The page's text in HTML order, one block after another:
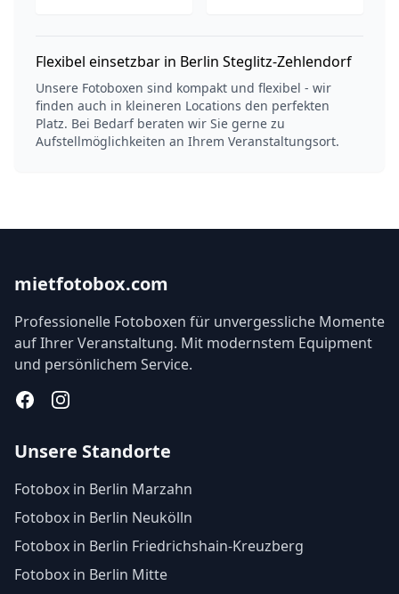
Flexibel einsetzbar in Berlin Steglitz-Zehlendorf
Unsere Fotoboxen sind kompakt und flexibel - wir
finden auch in kleineren Locations den perfekten
Platz. Bei Bedarf beraten wir Sie gerne zu
Aufstellmöglichkeiten an Ihrem Veranstaltungsort.
mietfotobox.com
Professionelle Fotoboxen für unvergessliche Momente
auf Ihrer Veranstaltung. Mit modernstem Equipment
und persönlichem Service.
FacebookInstagram
Unsere Standorte
Fotobox in Berlin Marzahn
Fotobox in Berlin Neukölln
Fotobox in Berlin Friedrichshain-Kreuzberg
Fotobox in Berlin Mitte